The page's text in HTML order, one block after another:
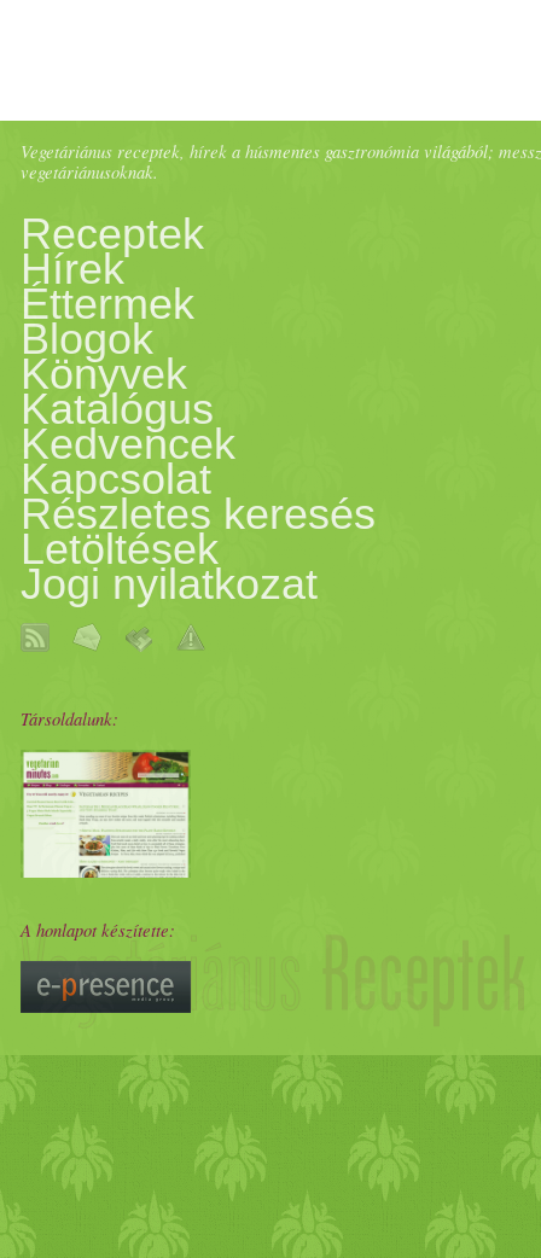
Vegetáriánus receptek, hírek a húsmentes gasztronómia világából;
vegetáriánusoknak.
Receptek
Hírek
Éttermek
Blogok
Könyvek
Katalógus
Kedvencek
Kapcsolat
Részletes keresés
Letöltések
Jogi nyilatkozat
Társoldalunk:
A honlapot készítette: